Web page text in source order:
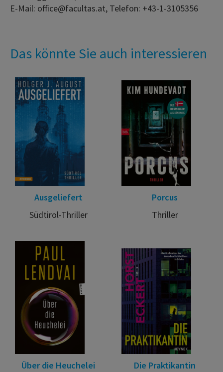
E-Mail: office@facultas.at, Telefon: +43-1-3105356
Das könnte Sie auch interessieren
Ausgeliefert
Südtirol-Thriller
Porcus
Thriller
Über die Heuchelei
Die Praktikantin